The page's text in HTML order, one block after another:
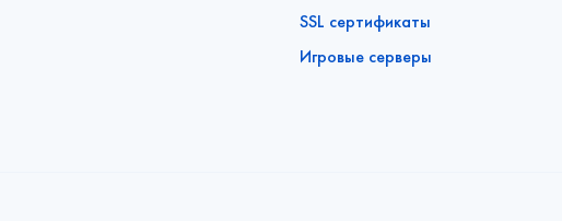
SSL сертификаты
Игровые серверы